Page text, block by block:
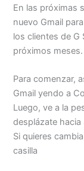
En las próximas
nuevo Gmail
los clientes de G
próximos meses.
Para comenzar,
Gmail yendo a
Luego, ve a la
desplázate hacia
Si quieres
casilla